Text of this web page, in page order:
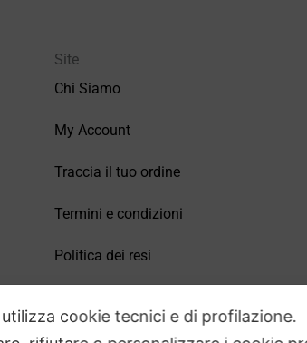
Site
Chi Siamo
My Account
Traccia il tuo ordine
Termini e condizioni
Politica dei resi
cookie tecnici e di profilazione.